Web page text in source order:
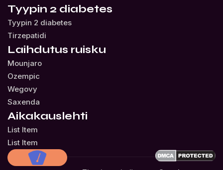
Tyypin 2 diabetes
Tyypin 2 diabetes
Tirzepatidi
Laihdutus ruisku
Mounjaro
Ozempic
Wegovy
Saxenda
Aikakauslehti
List Item
List Item